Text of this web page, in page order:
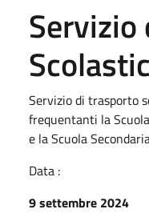
Servizio
Servizio di trasporto
frequentanti la
e la Scuola
Data :
9 settembre 2024